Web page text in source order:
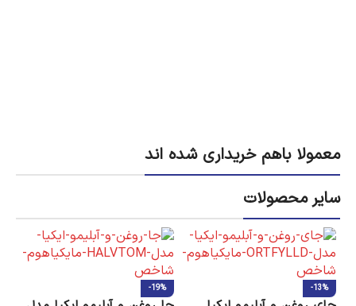
معمولا باهم خریداری شده اند
سایر محصولات
-13%
-19%